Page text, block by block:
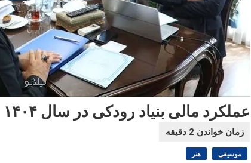
عملکرد مالی بنیاد رودکی در سال ۱۴۰۴ ارزیابی شد طرح چند دیدگاه
موسیقی هنر